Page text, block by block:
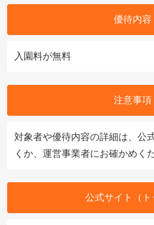
優待内容
入園料が無料
注意事項
対象者や優待内容の詳細は、公
くか、運営事業者にお確かめく
公式サイト（ト